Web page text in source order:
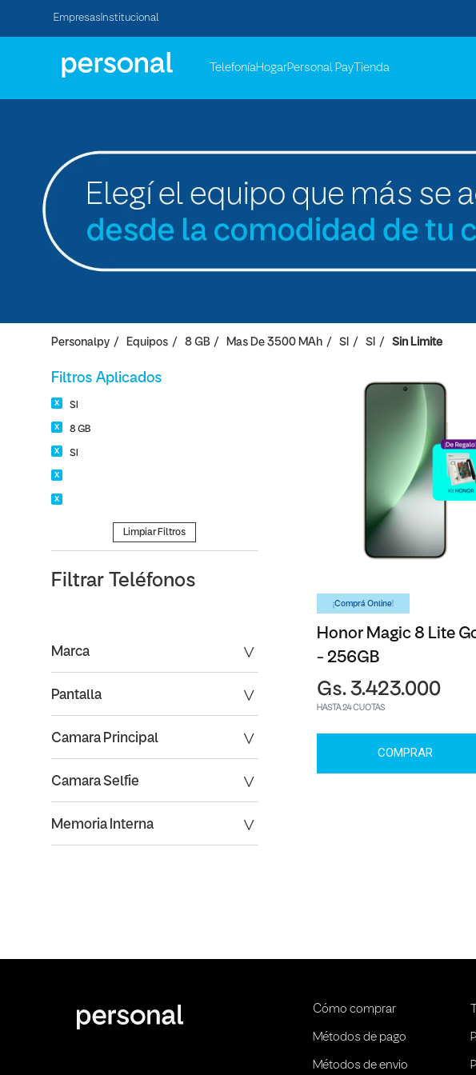
Empresas Institucional
TelefoníaHogarPersonal Pay Tienda
Personalpy Equipos 8 GB Mas De 3500 MAh SI SI Sin Limite
Filtros Aplicados
SI
8 GB
SI
Limpiar Filtros
Filtrar Teléfonos
Marca
Pantalla
Camara Principal
Camara Selfie
Memoria Interna
¡Comprá Online!
Honor Magic 8 Lite
- 256GB
Gs. 3.423.000
HASTA 24 CUOTAS
COMPRAR
Cómo comprar
Métodos de pago
Métodos de envio